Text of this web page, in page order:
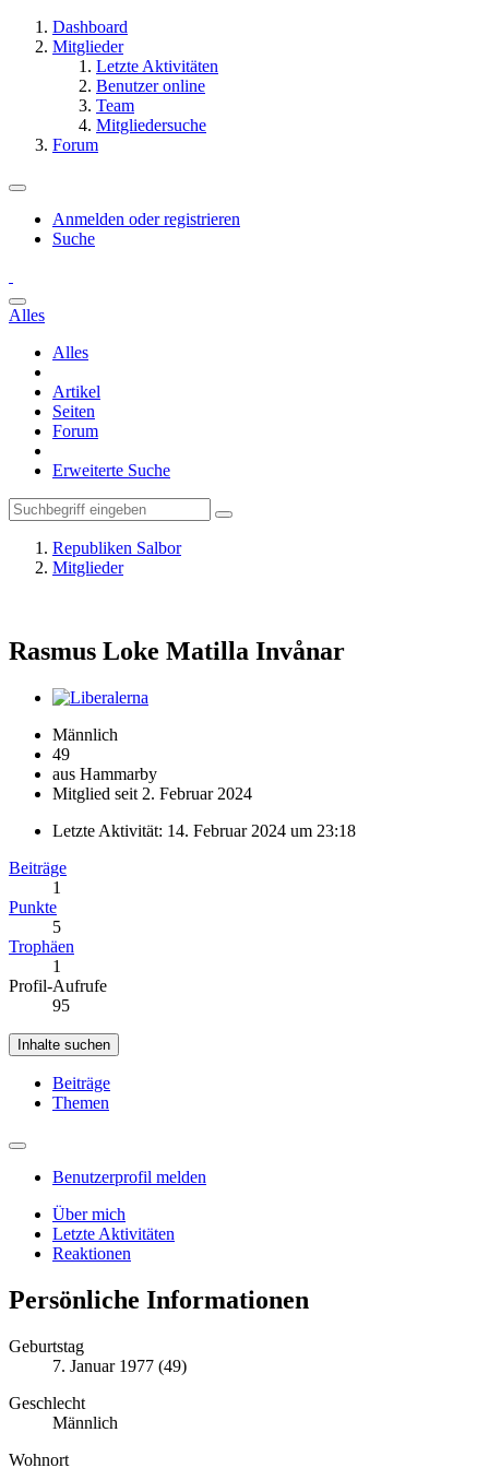
Dashboard
Mitglieder
Letzte Aktivitäten
Benutzer online
Team
Mitgliedersuche
Forum
Anmelden oder registrieren
Suche
Alles
Alles
Artikel
Seiten
Forum
Erweiterte Suche
Republiken Salbor
Mitglieder
Rasmus Loke Matilla Invånar
Männlich
49
aus Hammarby
Mitglied seit 2. Februar 2024
Letzte Aktivität: 14. Februar 2024 um 23:18
Beiträge
1
Punkte
5
Trophäen
1
Profil-Aufrufe
95
Inhalte suchen
Beiträge
Themen
Benutzerprofil melden
Über mich
Letzte Aktivitäten
Reaktionen
Persönliche Informationen
Geburtstag
7. Januar 1977 (49)
Geschlecht
Männlich
Wohnort